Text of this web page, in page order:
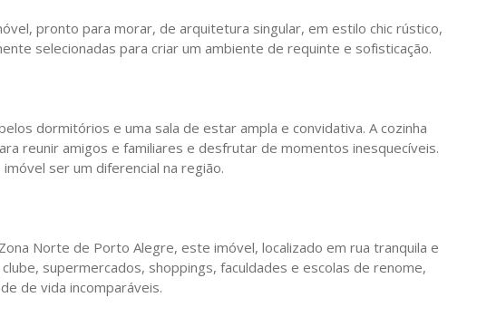
pronto para morar, de arquitetura singular, em estilo chic rústico,
selecionadas para criar um ambiente de requinte e sofisticação.
dormitórios e uma sala de estar ampla e convidativa. A cozinha
reunir amigos e familiares e desfrutar de momentos inesquecíveis.
ser um diferencial na região.
Norte de Porto Alegre, este imóvel, localizado em rua tranquila e
supermercados, shoppings, faculdades e escolas de renome,
de vida incomparáveis.